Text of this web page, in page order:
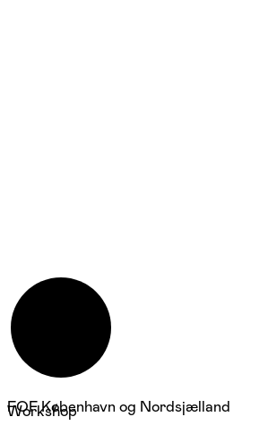
Workshop
FOF København og Nordsjælland